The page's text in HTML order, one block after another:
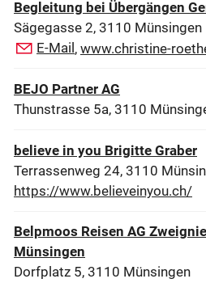
Begleitung bei Übergängen
Sägegasse 2, 3110 Münsingen
E-Mail , www.christine-
BEJO Partner AG
Thunstrasse 5a, 3110
believe in you Brigitte Graber
Terrassenweg 24, 3110
https://www.believeinyou.ch/
Belpmoos Reisen AG
Münsingen
Dorfplatz 5, 3110 Münsingen